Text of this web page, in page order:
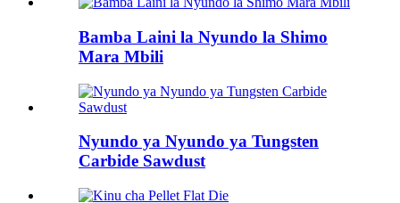
Bamba Laini la Nyundo la Shimo
Mara Mbili
Nyundo ya Nyundo ya Tungsten
Carbide Sawdust